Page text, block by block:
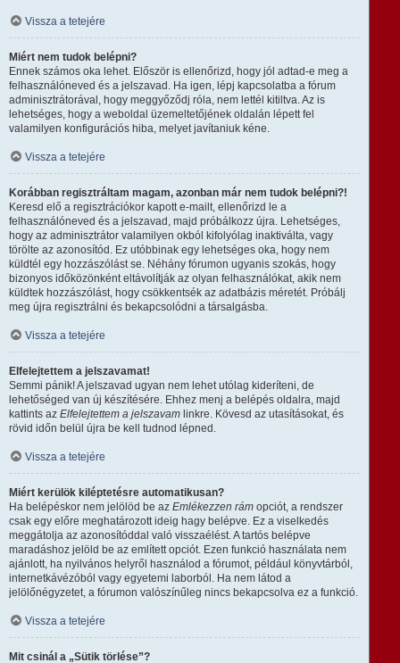
Vissza a tetejére
Miért nem tudok belépni?
Ennek számos oka lehet. Először is ellenőrizd, hogy jól adtad-e meg a
felhasználóneved és a jelszavad. Ha igen, lépj kapcsolatba a fórum
adminisztrátorával, hogy meggyőződj róla, nem lettél kitiltva. Az is
lehetséges, hogy a weboldal üzemeltetőjének oldalán lépett fel
valamilyen konfigurációs hiba, melyet javítaniuk kéne.
Vissza a tetejére
Korábban regisztráltam magam, azonban már nem tudok belépni?!
Keresd elő a regisztrációkor kapott e-mailt, ellenőrizd le a
felhasználóneved és a jelszavad, majd próbálkozz újra. Lehetséges,
hogy az adminisztrátor valamilyen okból kifolyólag inaktiválta, vagy
törölte az azonosítód. Ez utóbbinak egy lehetséges oka, hogy nem
küldtél egy hozzászólást se. Néhány fórumon ugyanis szokás, hogy
bizonyos időközönként eltávolítják az olyan felhasználókat, akik nem
küldtek hozzászólást, hogy csökkentsék az adatbázis méretét. Próbálj
meg újra regisztrálni és bekapcsolódni a társalgásba.
Vissza a tetejére
Elfelejtettem a jelszavamat!
Semmi pánik! A jelszavad ugyan nem lehet utólag kideríteni, de
lehetőséged van új készítésére. Ehhez menj a belépés oldalra, majd
kattints az Elfelejtettem a jelszavam linkre. Kövesd az utasításokat, és
rövid időn belül újra be kell tudnod lépned.
Vissza a tetejére
Miért kerülök kiléptetésre automatikusan?
Ha belépéskor nem jelölöd be az Emlékezzen rám opciót, a rendszer
csak egy előre meghatározott ideig hagy belépve. Ez a viselkedés
meggátolja az azonosítóddal való visszaélést. A tartós belépve
maradáshoz jelöld be az említett opciót. Ezen funkció használata nem
ajánlott, ha nyilvános helyről használod a fórumot, például könyvtárból,
internetkávézóból vagy egyetemi laborból. Ha nem látod a
jelölőnégyzetet, a fórumon valószínűleg nincs bekapcsolva ez a funkció.
Vissza a tetejére
Mit csinál a „Sütik törlése”?